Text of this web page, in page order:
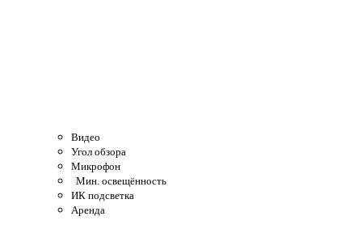
Видео
Угол обзора
Микрофон
Мин. освещённость
ИК подсветка
Аренда